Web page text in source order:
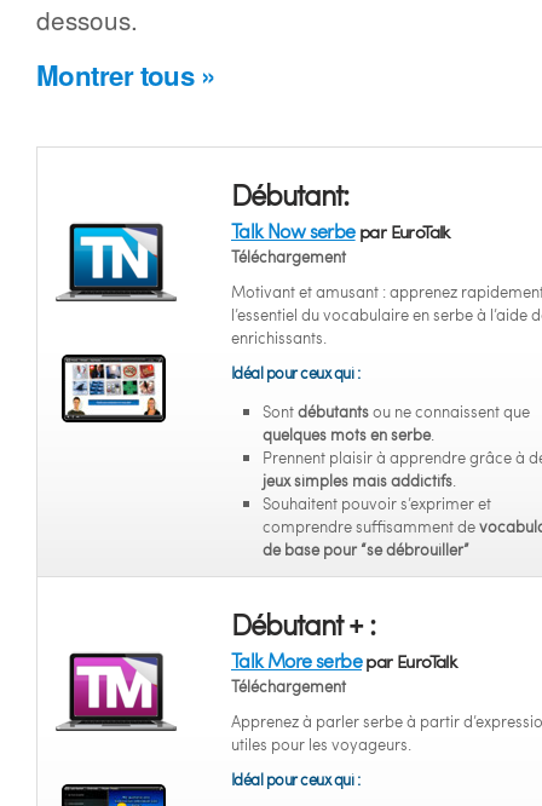
dessous.
Montrer tous »
Débutant:
Talk Now serbepar EuroTalk
Téléchargement
Motivant et amusant : apprenez
l’essentiel du vocabulaire en serbe à l’aide
enrichissants.
Idéal pour ceux qui :
Sontdébutantsou ne connaissent que
quelques mots en serbe.
Prennent plaisir à apprendre grâce à
jeux simples mais addictifs.
Souhaitent pouvoir s’exprimer et
comprendre suffisamment de
de base pour “se débrouiller”
Débutant + :
Talk More serbepar EuroTalk
Téléchargement
Apprenez à parler serbe à partir
utiles pour les voyageurs.
Idéal pour ceux qui :